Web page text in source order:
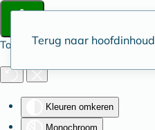
Toegankelijkheid
Kleuren omkeren
Monochroom
Terug naar hoofdinhoud